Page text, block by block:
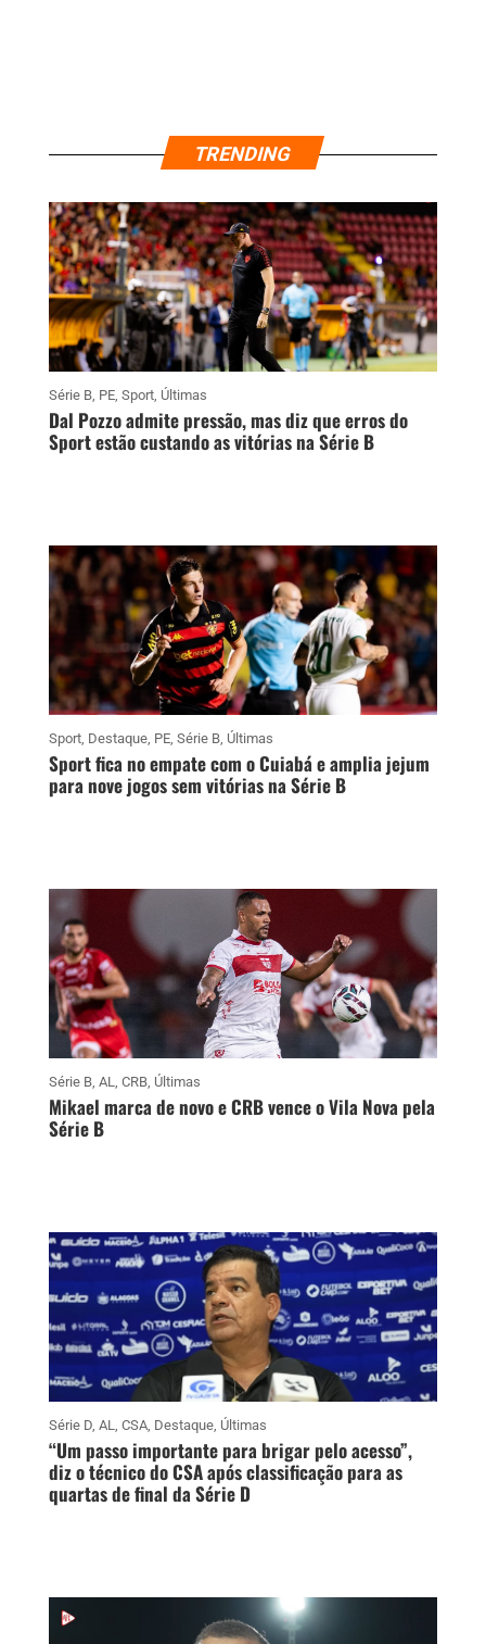
TRENDING
Série B, PE, Sport, Últimas
Dal Pozzo admite pressão, mas diz que erros do
Sport estão custando as vitórias na Série B
Sport, Destaque, PE, Série B, Últimas
Sport fica no empate com o Cuiabá e amplia jejum
para nove jogos sem vitórias na Série B
Série B, AL CRB, Últimas
Mikael marca de novo e CRB vence o Vila Nova pela
Série B
Série D, AL CSA, Destaque, Últimas
“Um passo importante para brigar pelo acesso”,
diz o técnico do CSA após classificação para as
quartas de final da Série D